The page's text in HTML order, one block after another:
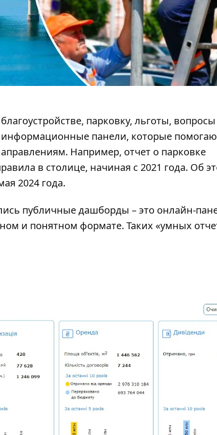
парковку, льготы,
панели, которые
Например, отчет о парковке
в столице, начиная с 2021 года. Об
2024 года.
публичные дашборды – это онлайн-
и понятном формате. Таких «умных